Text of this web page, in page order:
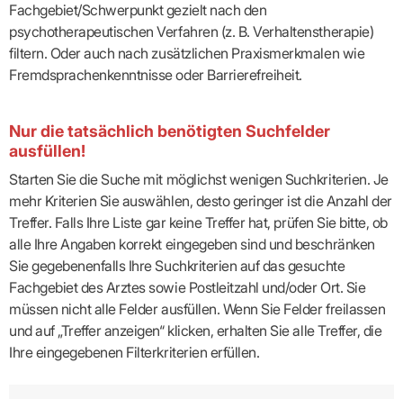
Fachgebiet/Schwerpunkt gezielt nach den
psychotherapeutischen Verfahren (z. B. Verhaltenstherapie)
filtern. Oder auch nach zusätzlichen Praxismerkmalen wie
Fremdsprachenkenntnisse oder Barrierefreiheit.
Nur die tatsächlich benötigten Suchfelder
ausfüllen!
Starten Sie die Suche mit möglichst wenigen Suchkriterien. Je
mehr Kriterien Sie auswählen, desto geringer ist die Anzahl der
Treffer. Falls Ihre Liste gar keine Treffer hat, prüfen Sie bitte, ob
alle Ihre Angaben korrekt eingegeben sind und beschränken
Sie gegebenenfalls Ihre Suchkriterien auf das gesuchte
Fachgebiet des Arztes sowie Postleitzahl und/oder Ort. Sie
müssen nicht alle Felder ausfüllen. Wenn Sie Felder freilassen
und auf „Treffer anzeigen“ klicken, erhalten Sie alle Treffer, die
Ihre eingegebenen Filterkriterien erfüllen.